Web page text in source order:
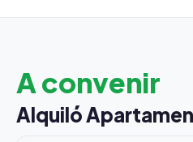
A convenir
Alquiló